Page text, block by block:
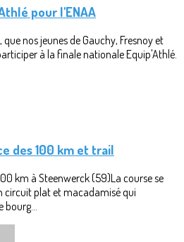
pour l'ENAA
nos jeunes de Gauchy, Fresnoy et
à la finale nationale Equip'Athlé.
des 100 km et trail
km à Steenwerck (59)La course se
circuit plat et macadamisé qui
bourg...